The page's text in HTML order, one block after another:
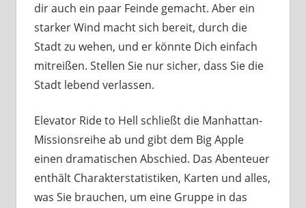
dir auch ein paar Feinde gemacht. Aber ein
starker Wind macht sich bereit, durch die
Stadt zu wehen, und er könnte Dich einfach
mitreißen. Stellen Sie nur sicher, dass Sie die
Stadt lebend verlassen.
Elevator Ride to Hell schließt die Manhattan-
Missionsreihe ab und gibt dem Big Apple
einen dramatischen Abschied. Das Abenteuer
enthält Charakterstatistiken, Karten und alles,
was Sie brauchen, um eine Gruppe in das